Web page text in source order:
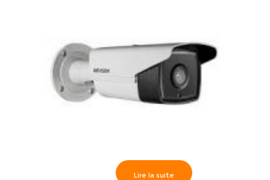
Lire la suite